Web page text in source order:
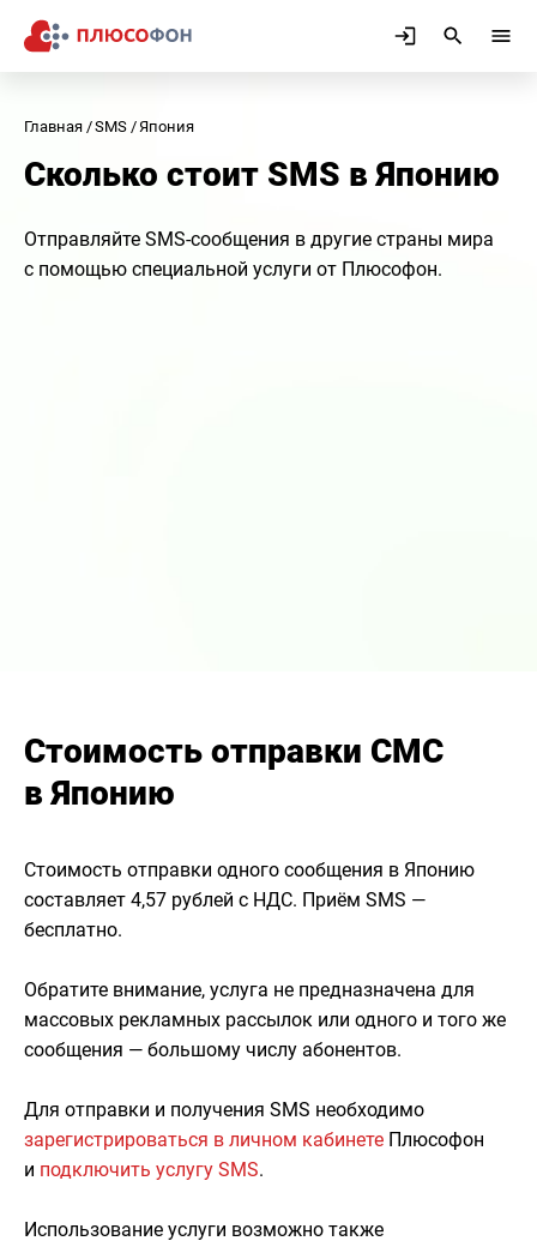
Главная SMS Япония
Сколько стоит SMS в Японию
Отправляйте SMS-сообщения в другие страны мира
с помощью специальной услуги от Плюсофон.
Стоимость отправки СМС
в Японию
Стоимость отправки одного сообщения в Японию
составляет 4,57 рублей с НДС. Приём SMS —
бесплатно.
Обратите внимание, услуга не предназначена для
массовых рекламных рассылок или одного и того же
сообщения — большому числу абонентов.
Для отправки и получения SMS необходимо
зарегистрироваться в личном кабинете Плюсофон
и подключить услугу SMS.
Использование услуги возможно также